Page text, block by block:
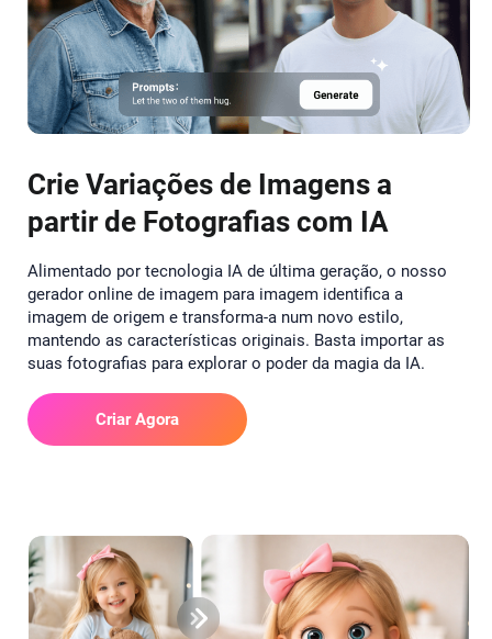
Crie Variações de Imagens a
partir de Fotografias com IA
Alimentado por tecnologia IA de última geração, o nosso
gerador online de imagem para imagem identifica a
imagem de origem e transforma-a num novo estilo,
mantendo as características originais. Basta importar as
suas fotografias para explorar o poder da magia da IA.
Criar Agora